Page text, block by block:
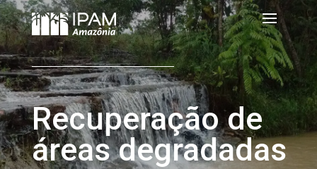
Recuperação de
áreas degradadas